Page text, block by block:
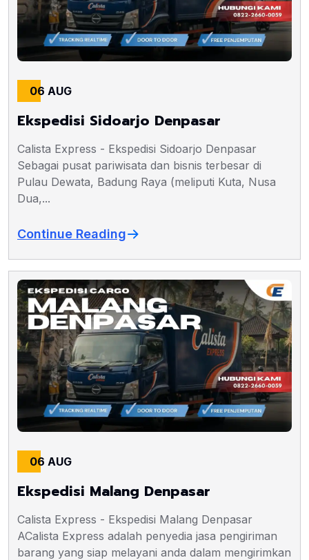
06 AUG
Ekspedisi Sidoarjo Denpasar
Calista Express - Ekspedisi Sidoarjo Denpasar
Sebagai pusat pariwisata dan bisnis terbesar di
Pulau Dewata, Badung Raya (meliputi Kuta, Nusa
Dua,...
Continue Reading
06 AUG
Ekspedisi Malang Denpasar
Calista Express - Ekspedisi Malang Denpasar
ACalista Express adalah penyedia jasa pengiriman
barang yang siap melayani anda dalam mengirimkan